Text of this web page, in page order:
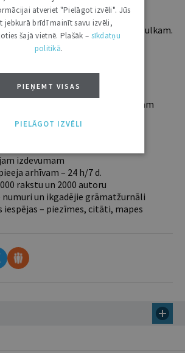
aicinām pievienoties lasītāju pulkam.
piekļuvi digitālajam saturam!
ABONĒT
veidus. Vienam lietotājam
(3, 6 un 12 mēnešiem).
izdevumam
arhīvam – 24 h/7 d.
rakstu un 2000 autoru
un ikgadējie grāmatžurnāli
iespējas – piezīmes, citāti, mapes
atveriet "Pielāgot izvēli". Jūs
jebkurā brīdī mainīt savu izvēli,
šajā vietnē. Plašāk – sīkdatņu
politikā.
PIEŅEMT VISAS
PIELĀGOT IZVĒLI